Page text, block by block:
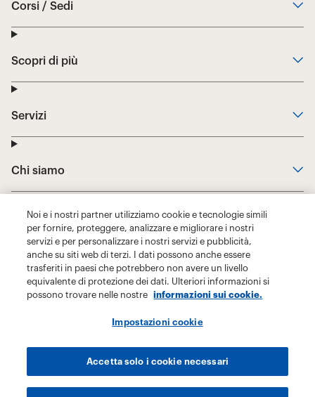
Noi e i nostri partner utilizziamo cookie e tecnologie simili
per fornire, proteggere, analizzare e migliorare i nostri
servizi e per personalizzare i nostri servizi e pubblicità,
anche su siti web di terzi. I dati possono anche essere
trasferiti in paesi che potrebbero non avere un livello
equivalente di protezione dei dati. Ulteriori informazioni si
possono trovare nelle nostre
informazioni sui cookie.
Impostazioni cookie
Accetta solo i cookie necessari